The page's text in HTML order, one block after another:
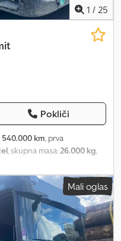
1 / 25
Pokliči
540.000 km, prva
, skupna masa:26.000 kg,
tovornega prostora:
2.300 mm , Oprema:
, * Proizvajalec: Scania
500 KM (368 kW) * Motor:
registracije: 24.04.2019 *
približno 540.000
Mali oglas